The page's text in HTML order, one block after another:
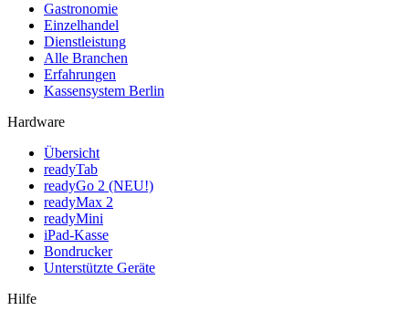
Gastronomie
Einzelhandel
Dienstleistung
Alle Branchen
Erfahrungen
Kassensystem Berlin
Hardware
Übersicht
readyTab
readyGo 2 (NEU!)
readyMax 2
readyMini
iPad-Kasse
Bondrucker
Unterstützte Geräte
Hilfe